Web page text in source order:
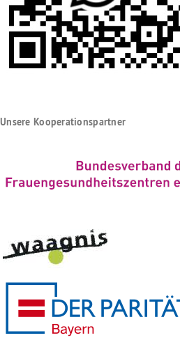
Unsere Kooperationspartner